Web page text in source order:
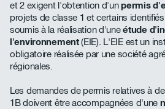
et 2 exigent l'obtention d'unpermis
projets de classe 1 et certains
soumis à la réalisation d'uneétude
l'environnement(EIE). L'EIE est un
obligatoire réalisée par une société
régionales.
Les demandes de permis relatives à
1B doivent être accompagnées d'une